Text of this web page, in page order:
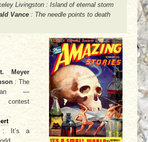
Livingston : Island of eternal storm
Vance : The needle points to death
Meyer
: The
—
contest
It’s a